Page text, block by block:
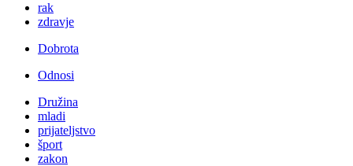
rak
zdravje
Dobrota
Odnosi
Družina
mladi
prijateljstvo
šport
zakon